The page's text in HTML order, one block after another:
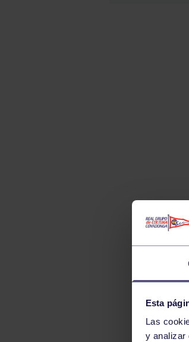
Esta
Las
y analizar